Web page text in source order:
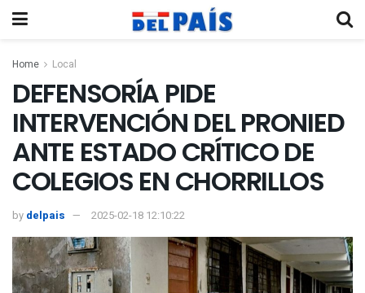
Home Local
DEFENSORÍA PIDE
INTERVENCIÓN DEL PRONIED
ANTE ESTADO CRÍTICO DE
COLEGIOS EN CHORRILLOS
by delpais 2025-02-18 12:10:22